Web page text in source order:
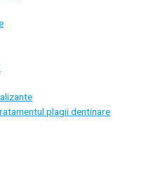
plagii dentinare